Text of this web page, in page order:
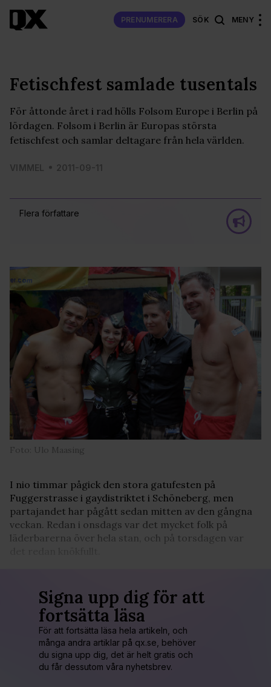
PRENUMERERA SÖK MENY
Flera författare
Fetischfest samlade tusentals
För åttonde året i rad hölls Folsom Europe i Berlin på
lördagen. Folsom i Berlin är Europas största
fetischfest och samlar deltagare från hela världen.
VIMMEL 2011-09-11
Foto: Ulo Maasing
I nio timmar pågick den stora gatufesten på
Fuggerstrasse i gaydistriktet i Schöneberg, men
partajandet har pågått sedan mitten av den gångna
veckan. Redan i onsdags var det mycket folk på
läderbarerna över hela stan, och på torsdagen var
Signa upp dig för att
fortsätta läsa
För att fortsätta läsa hela artikeln, och
många andra artiklar på qx.se, behöver
du signa upp dig, det är helt gratis och
du får dessutom våra nyhetsbrev.